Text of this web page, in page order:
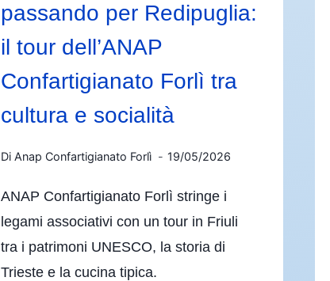
passando per Redipuglia:
il tour dell’ANAP
Confartigianato Forlì tra
cultura e socialità
Di Anap Confartigianato Forlì 19/05/2026
ANAP Confartigianato Forlì stringe i
legami associativi con un tour in Friuli
tra i patrimoni UNESCO, la storia di
Trieste e la cucina tipica.